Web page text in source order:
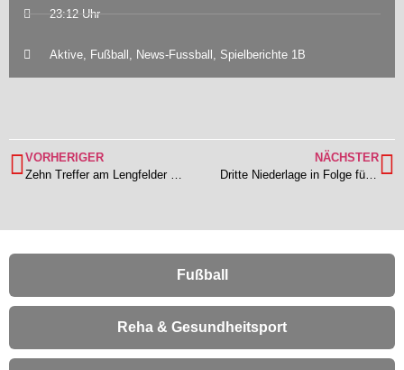
23:12 Uhr
Aktive, Fußball , News-Fussball , Spielberichte 1B
VORHERIGER
Zehn Treffer am Lengfelder Schafbuckel – Steinbach besiegelt die erste Heimspielniederlage für den TSV (inkl. Bilder)
NÄCHSTER
Dritte Niederlage in Folge für die TSV II nach schwacher Leistung bei TS Ober-Roden III (inkl. Bilder)
Fußball
Reha & Gesundheitsport